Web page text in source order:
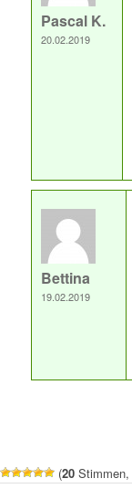
Pascal K.
20.02.2019
Bettina
19.02.2019
(20 Stimmen,